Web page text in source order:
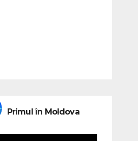
Primul în Moldova